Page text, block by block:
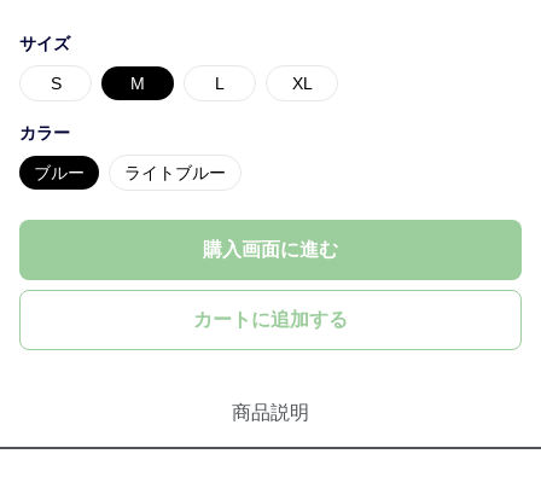
サイズ
S M L XL
カラー
ブルー ライトブルー
購入画面に進む
カートに追加する
商品説明